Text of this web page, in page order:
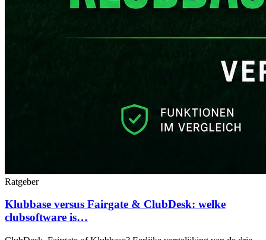
Ratgeber
Klubbase versus Fairgate & ClubDesk: welke
clubsoftware is…